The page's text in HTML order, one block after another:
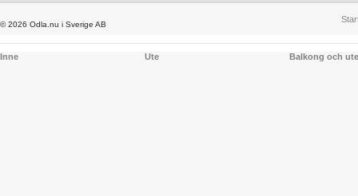
© 2026 Odla.nu i Sverige AB
Inne Ute Balkong och